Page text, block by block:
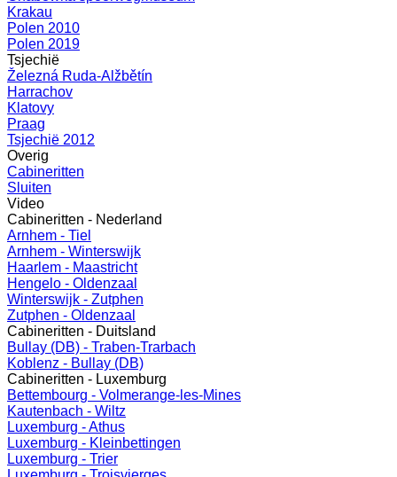
Krakau
Polen 2010
Polen 2019
Tsjechië
Železná Ruda-Alžbětín
Harrachov
Klatovy
Praag
Tsjechië 2012
Overig
Cabineritten
Sluiten
Video
Cabineritten - Nederland
Arnhem - Tiel
Arnhem - Winterswijk
Haarlem - Maastricht
Hengelo - Oldenzaal
Winterswijk - Zutphen
Zutphen - Oldenzaal
Cabineritten - Duitsland
Bullay (DB) - Traben-Trarbach
Koblenz - Bullay (DB)
Cabineritten - Luxemburg
Bettembourg - Volmerange-les-Mines
Kautenbach - Wiltz
Luxemburg - Athus
Luxemburg - Kleinbettingen
Luxemburg - Trier